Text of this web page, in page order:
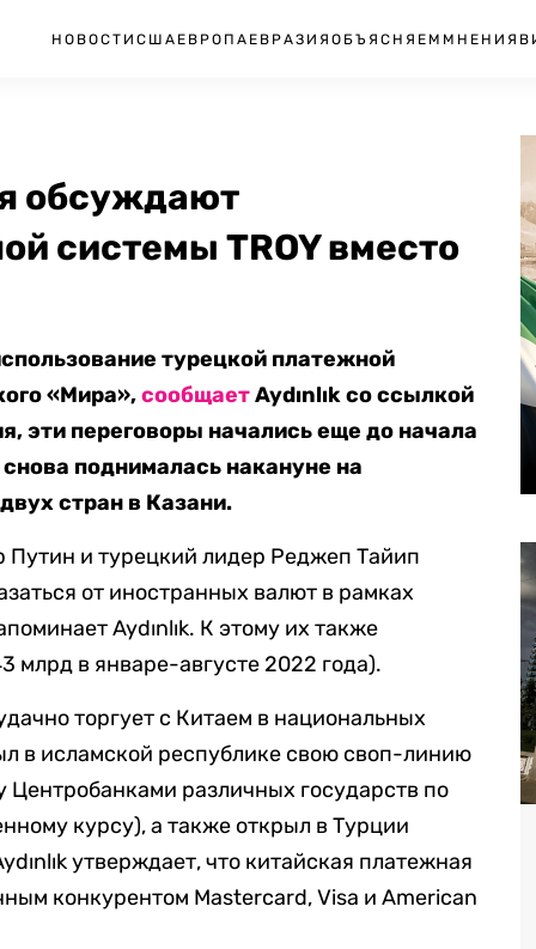
НОВОСТИ США ЕВРОПА ЕВРАЗИЯ ОБЪЯСНЯЕМ МНЕНИЯ
обсуждают
системы TROY вместо
турецкой платежной
«Мира»,сообщаетAydınlık со ссылкой
эти переговоры начались еще до начала
поднималась накануне на
стран в Казани.
и турецкий лидер Реджеп Тайип
от иностранных валют в рамках
Aydınlık. К этому их также
млрд в январе-августе 2022 года).
торгует с Китаем в национальных
в исламской республике свою своп-линию
различных государств по
курсу), а также открыл в Турции
утверждает, что китайская платежная
конкурентом Mastercard, Visa и American